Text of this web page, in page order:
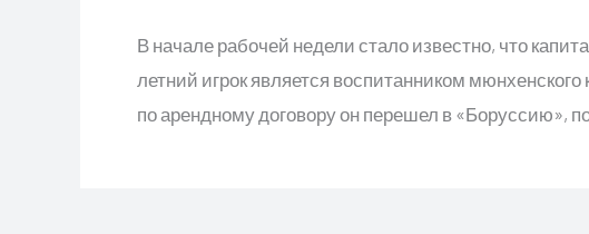
В начале рабочей недели стало известно, что
летний игрок является воспитанником
по арендному договору он перешел в «Боруссию»,